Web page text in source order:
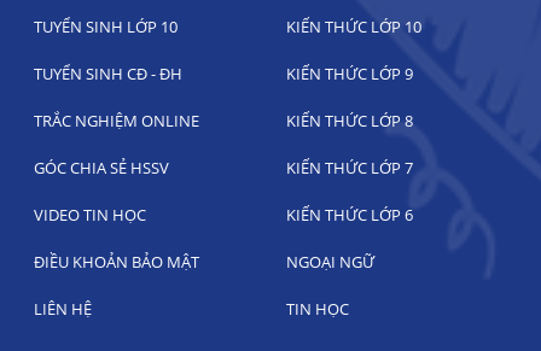
TUYỂN SINH LỚP 10 KIẾN THỨC LỚP 10
TUYỂN SINH CĐ - ĐH KIẾN THỨC LỚP 9
TRẮC NGHIỆM ONLINE KIẾN THỨC LỚP 8
GÓC CHIA SẺ HSSV KIẾN THỨC LỚP 7
VIDEO TIN HỌC KIẾN THỨC LỚP 6
ĐIỀU KHOẢN BẢO MẬT NGOẠI NGỮ
LIÊN HỆ TIN HỌC